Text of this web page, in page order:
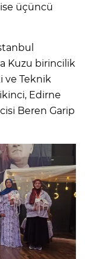
üçüncü
Kuzu birincilik
ve Teknik
Edirne
Beren Garip